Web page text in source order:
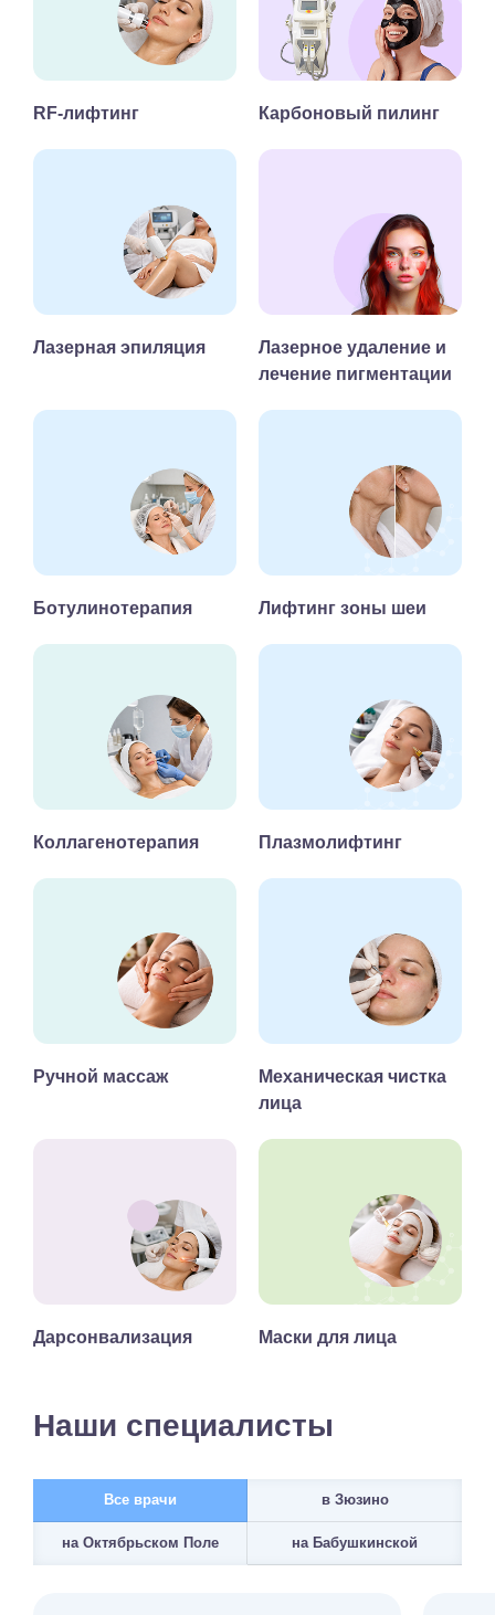
RF-лифтинг Карбоновый пилинг
Лазерная эпиляция
Лазерное удаление и
лечение пигментации
Ботулинотерапия Лифтинг зоны шеи
Коллагенотерапия Плазмолифтинг
Ручной массаж
Механическая чистка
лица
Дарсонвализация Маски для лица
Наши специалисты
Все врачи в Зюзино
на Октябрьском Поле на Бабушкинской